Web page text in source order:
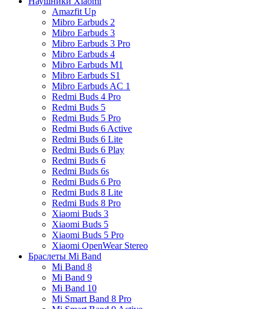
Amazfit Up
Mibro Earbuds 2
Mibro Earbuds 3
Mibro Earbuds 3 Pro
Mibro Earbuds 4
Mibro Earbuds M1
Mibro Earbuds S1
Mibro Earbuds AC 1
Redmi Buds 4 Pro
Redmi Buds 5
Redmi Buds 5 Pro
Redmi Buds 6 Active
Redmi Buds 6 Lite
Redmi Buds 6 Play
Redmi Buds 6
Redmi Buds 6s
Redmi Buds 6 Pro
Redmi Buds 8 Lite
Redmi Buds 8 Pro
Xiaomi Buds 3
Xiaomi Buds 5
Xiaomi Buds 5 Pro
Xiaomi OpenWear Stereo
Браслеты Mi Band
Mi Band 8
Mi Band 9
Mi Band 10
Mi Smart Band 8 Pro